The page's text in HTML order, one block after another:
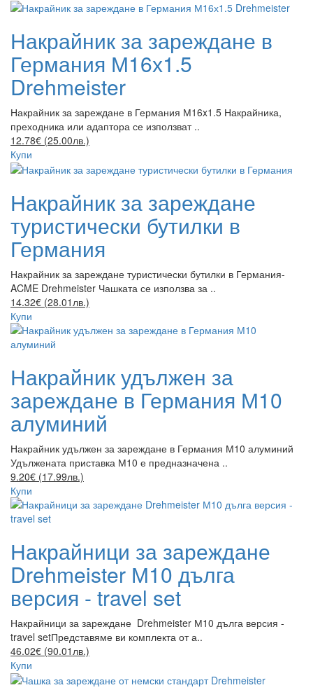
Накрайник за зареждане в
Германия М16х1.5
Drehmeister
Накрайник за зареждане в Германия М16x1.5 Накрайника,
преходника или адаптора се използват ..
12.78€ (25.00лв.)
Купи
Накрайник за зареждане
туристически бутилки в
Германия
Накрайник за зареждане туристически бутилки в Германия-
ACME Drehmeister Чашката се използва за ..
14.32€ (28.01лв.)
Купи
Накрайник удължен за
зареждане в Германия М10
алуминий
Накрайник удължен за зареждане в Германия М10 алуминий
Удължената приставка М10 е предназначена ..
9.20€ (17.99лв.)
Купи
Накрайници за зареждане
Drehmeister М10 дълга
версия - travel set
Накрайници за зареждане Drehmeister М10 дълга версия -
travel setПредставяме ви комплекта от а..
46.02€ (90.01лв.)
Купи